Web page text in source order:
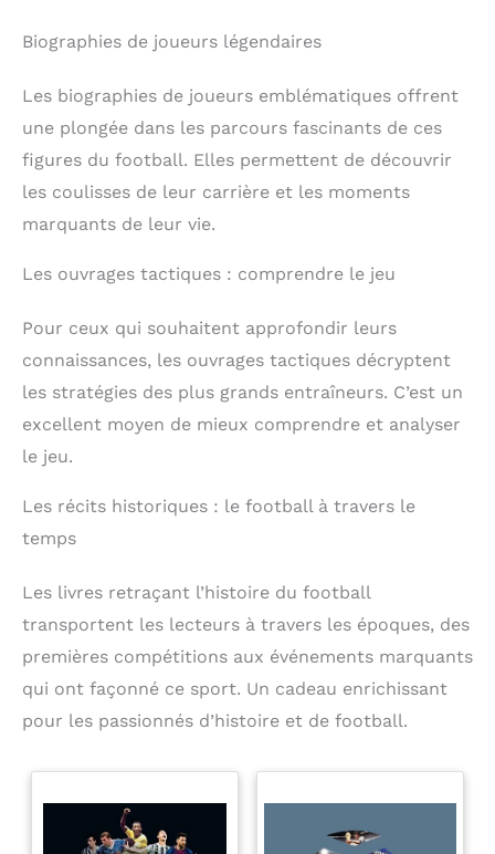
maison, avec des capacités qui rivalisent avec les
de divertissement VR, apportant un plaisir sans fin.
Réglage convivial : le casque de téléphone VR, avec
une fonction de réglage dioptrique pratique,
convient aux utilisateurs avec différentes conditions
200 degrés d'hypermétropie ou 400 degrés de
myopie de profiter d'une vue claire sans lunettes.
Biographies de joueurs légendaires
Les biographies de joueurs emblématiques offrent
une plongée dans les parcours fascinants de ces
figures du football. Elles permettent de découvrir
les coulisses de leur carrière et les moments
marquants de leur vie.
Les ouvrages tactiques : comprendre le jeu
Pour ceux qui souhaitent approfondir leurs
connaissances, les ouvrages tactiques décryptent
les stratégies des plus grands entraîneurs. C’est un
excellent moyen de mieux comprendre et analyser
le jeu.
Les récits historiques : le football à travers le
temps
Les livres retraçant l’histoire du football
transportent les lecteurs à travers les époques, des
premières compétitions aux événements marquants
qui ont façonné ce sport. Un cadeau enrichissant
pour les passionnés d’histoire et de football.